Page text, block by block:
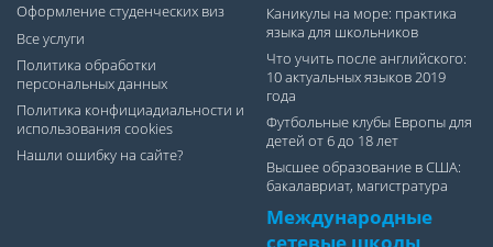
Оформление студенческих виз
Все услуги
Политика обработки
персональных данных
Политика конфициадиальности и
использования cookies
Нашли ошибку на сайте?
Каникулы на море: практика
языка для школьников
Что учить после английского:
10 актуальных языков 2019
года
Футбольные клубы Европы для
детей от 6 до 18 лет
Высшее образование в США:
бакалавриат, магистратура
Международные
сетевые школы